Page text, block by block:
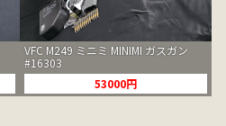
VFC M249 ミニミ MINIMI ガスガン
#16303
53000円